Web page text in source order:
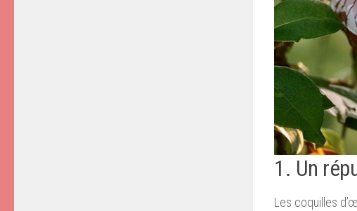
1. Un
Les coquilles